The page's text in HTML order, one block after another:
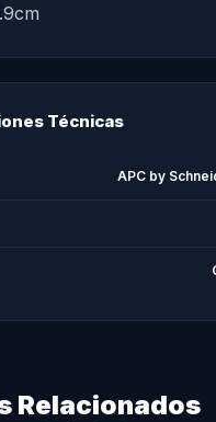
Técnicas
APC by
Relacionados